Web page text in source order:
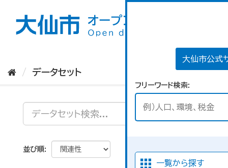
大仙市公式
フリーワード検索
一覧から探す
データセット
並び順